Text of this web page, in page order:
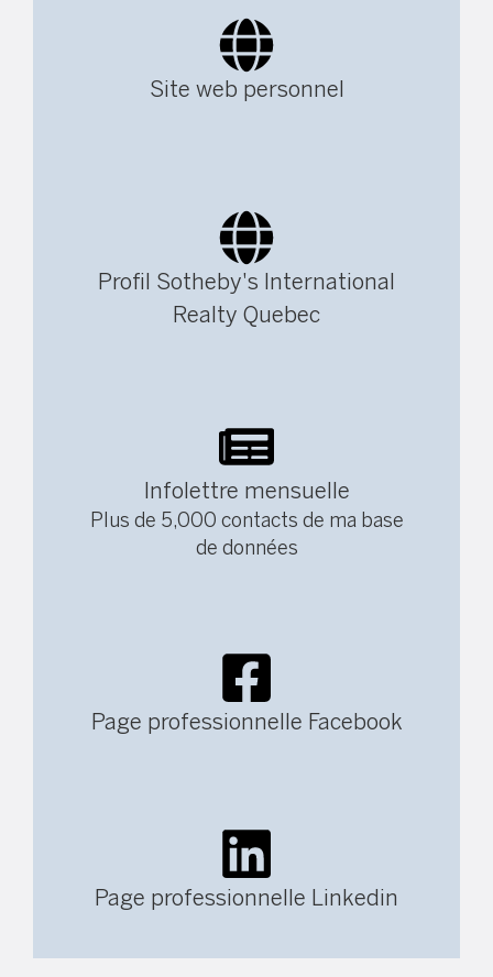
Site web personnel
Profil Sotheby's International
Realty Quebec
Infolettre mensuelle
Plus de 5,000 contacts de ma base
de données
Page professionnelle Facebook
Page professionnelle Linkedin